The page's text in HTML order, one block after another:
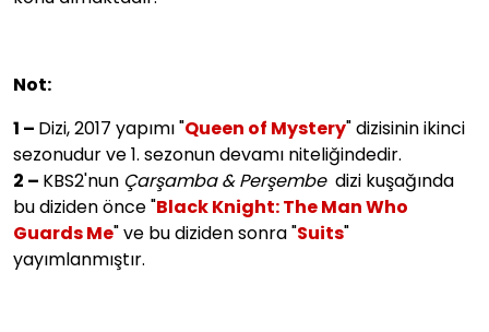
Not:
1 – Dizi, 2017 yapımı "Queen of Mystery" dizisinin ikinci
sezonudur ve 1. sezonun devamı niteliğindedir.
2 – KBS2'nun Çarşamba & Perşembedizi kuşağında
bu diziden önce "Black Knight: The Man Who
Guards Me" ve bu diziden sonra "Suits"
yayımlanmıştır.